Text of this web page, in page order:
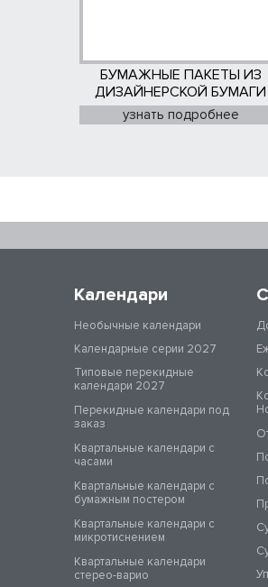
БУМАЖНЫЕ ПАКЕТЫ ИЗ
ДИЗАЙНЕРСКОЙ БУМАГИ
узнать подробнее
Календари
Необычные календари
Календарные серии 2027
Типовые перекидные
календари 2027
Перекидные календари под
заказ
Квартальные календари с
часами
Квартальные календари с
бумажным постером
Квартальные календари с
микротиснением
Квартальные календари
стерео-варио